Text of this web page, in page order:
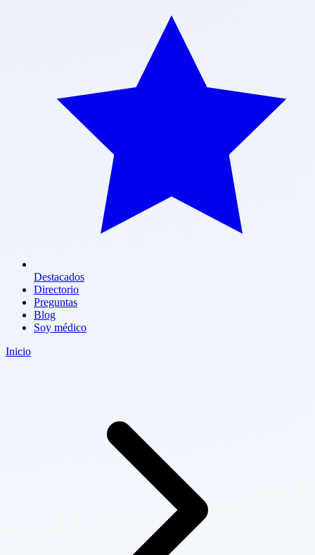
Destacados
Directorio
Preguntas
Blog
Soy médico
Inicio